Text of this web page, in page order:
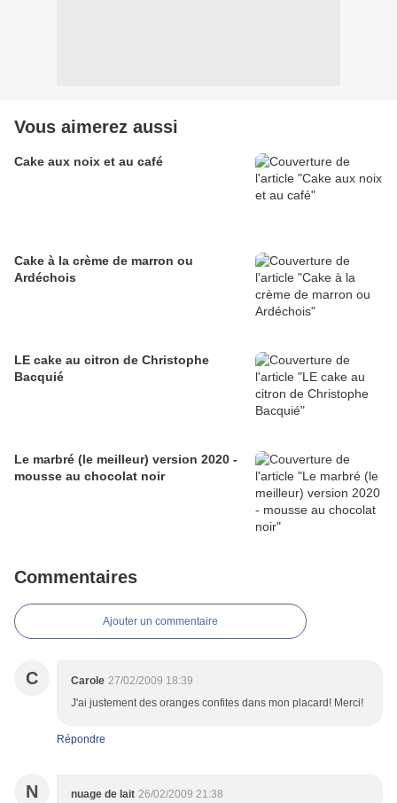
Vous aimerez aussi
Cake aux noix et au café
Cake à la crème de marron ou
Ardéchois
LE cake au citron de Christophe
Bacquié
Le marbré (le meilleur) version 2020 -
mousse au chocolat noir
Commentaires
Ajouter un commentaire
C Carole 27/02/2009 18:39
J'ai justement des oranges confites dans mon placard! Merci!
Répondre
N nuage de lait 26/02/2009 21:38